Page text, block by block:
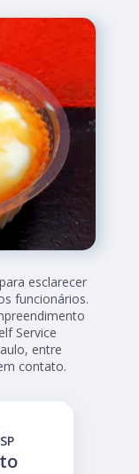
esclarecer
funcionários.
Service
entre
contato.